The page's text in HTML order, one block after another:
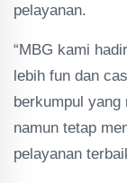
pelayanan.
“MBG kami
lebih fun dan
berkumpul yang
namun tetap
pelayanan